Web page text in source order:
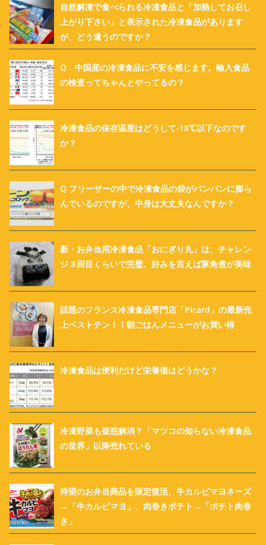
自然解凍で食べられる冷凍食品と「加熱してお召し
上がり下さい」と表示された冷凍食品があります
が、どう違うのですか？
Q 中国産の冷凍食品に不安を感じます。輸入食品
の検査ってちゃんとやってるの？
冷凍食品の保存温度はどうして-18℃以下なのです
か？
Q フリーザーの中で冷凍食品の袋がパンパンに膨ら
んでいるのですが、中身は大丈夫なんですか？
新・お弁当用冷凍食品「おにぎり丸」は、チャレン
ジ３回目くらいで完璧。好みを言えば豚角煮が美味
話題のフランス冷凍食品専門店「Picard」の最新売
上ベストテン！！朝ごはんメニューがお買い得
冷凍食品は便利だけど栄養価はどうかな？
冷凍野菜も疑惑解消？「マツコの知らない冷凍食品
の世界」以降売れている
待望のお弁当商品を限定復活、牛カルビマヨネーズ
→「牛カルビマヨ」、肉巻きポテト→「ポテト肉巻
き」